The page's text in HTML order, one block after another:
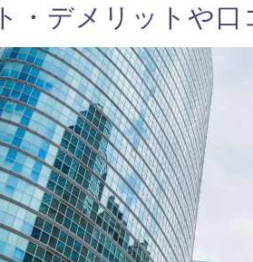
ト・デメリットや口